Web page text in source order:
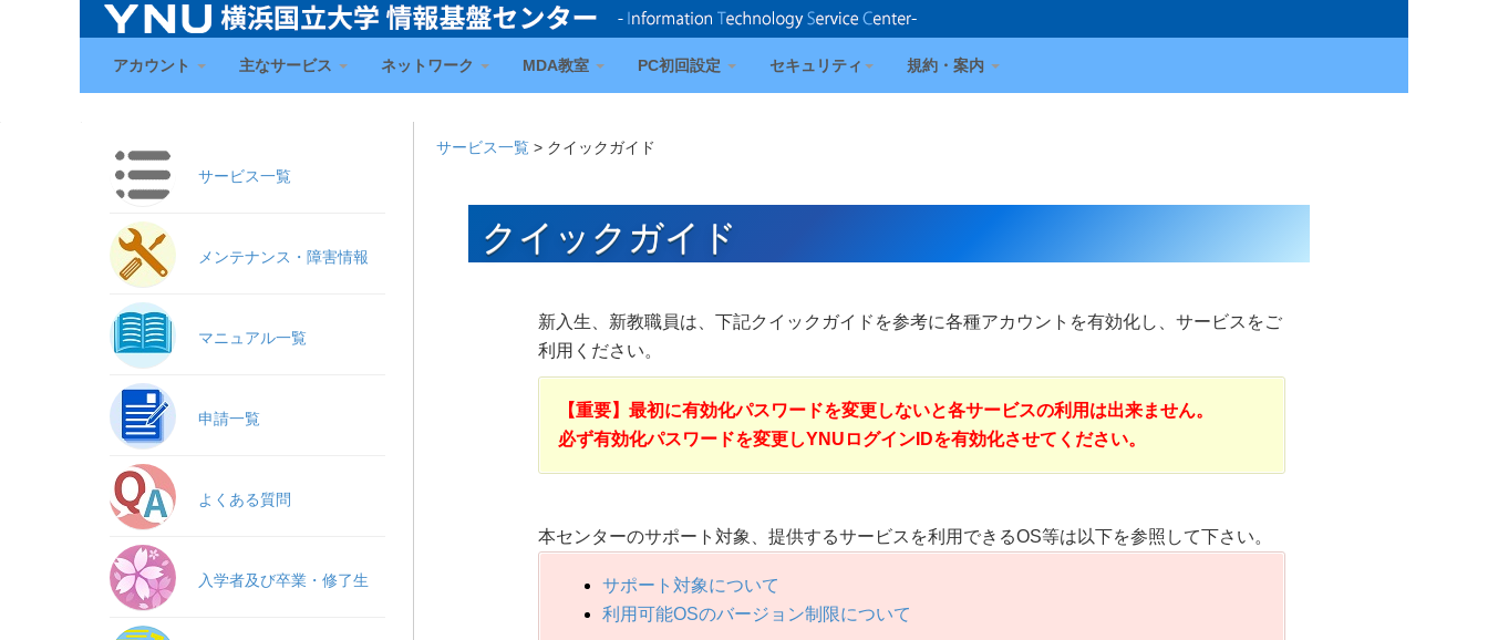
アカウント 主なサービス ネットワーク MDA教室 PC初回設定 セキュリティ 規約・案内
サービス一覧
メンテナンス・障害情報
マニュアル一覧
申請一覧
よくある質問
入学者及び卒業・修了生
サービス一覧 > クイックガイド
クイックガイド
新入生、新教職員は、下記クイックガイドを参考に各種アカウントを有効化し、サービスをご
利用ください。
【重要】最初に有効化パスワードを変更しないと各サービスの利用は出来ません。
必ず有効化パスワードを変更しYNUログインIDを有効化させてください。
本センターのサポート対象、提供するサービスを利用できるOS等は以下を参照して下さい。
サポート対象について
利用可能OSのバージョン制限について